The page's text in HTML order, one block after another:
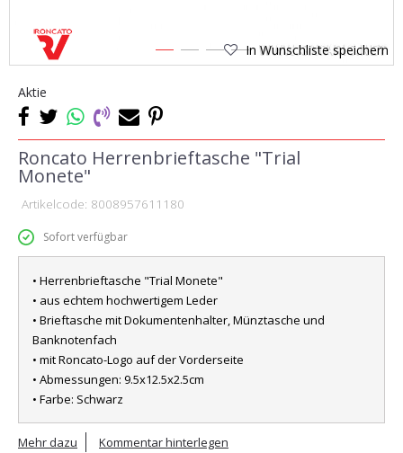
1 2 3 4In Wunschliste speichern
Aktie
Roncato Herrenbrieftasche "Trial
Monete"
Artikelcode: 8008957611180
Sofort verfügbar
• Herrenbrieftasche "Trial Monete"
• aus echtem hochwertigem Leder
• Brieftasche mit Dokumentenhalter, Münztasche und
Banknotenfach
• mit Roncato-Logo auf der Vorderseite
• Abmessungen: 9.5x12.5x2.5cm
• Farbe: Schwarz
Mehr dazu Kommentar hinterlegen